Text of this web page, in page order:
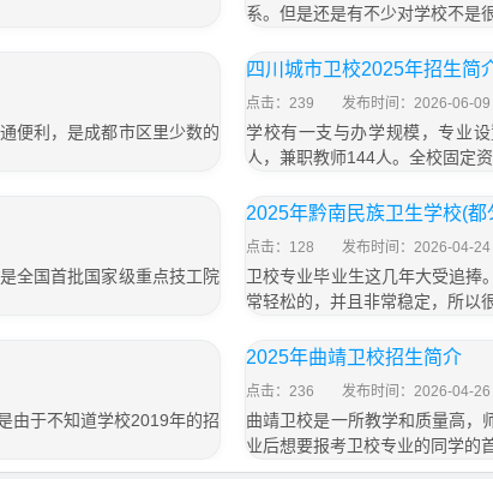
系。但是还是有不少对学校不是
便利，是成都市区里少数的
四川城市卫校2025年招生简
点击：239 发布时间：2026-06-09
学校有一支与办学规模，专业
人，兼职教师144人。全校固定
全国首批国家级重点技工院
2025年黔南民族卫生学校(
点击：128 发布时间：2026-04-24
卫校专业毕业生这几年大受追捧
常轻松的，并且非常稳定，所以
由于不知道学校2019年的招
2025年曲靖卫校招生简介
点击：236 发布时间：2026-04-26
曲靖卫校是一所教学和质量高，
业后想要报考卫校专业的同学的